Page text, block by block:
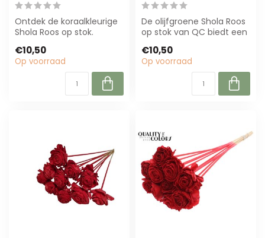
Ontdek de koraalkleurige
Shola Roos op stok.
duurzame kwa...
€10,50
Op voorraad
De olijfgroene Shola Roos
op stok van QC biedt een
du...
€10,50
Op voorraad